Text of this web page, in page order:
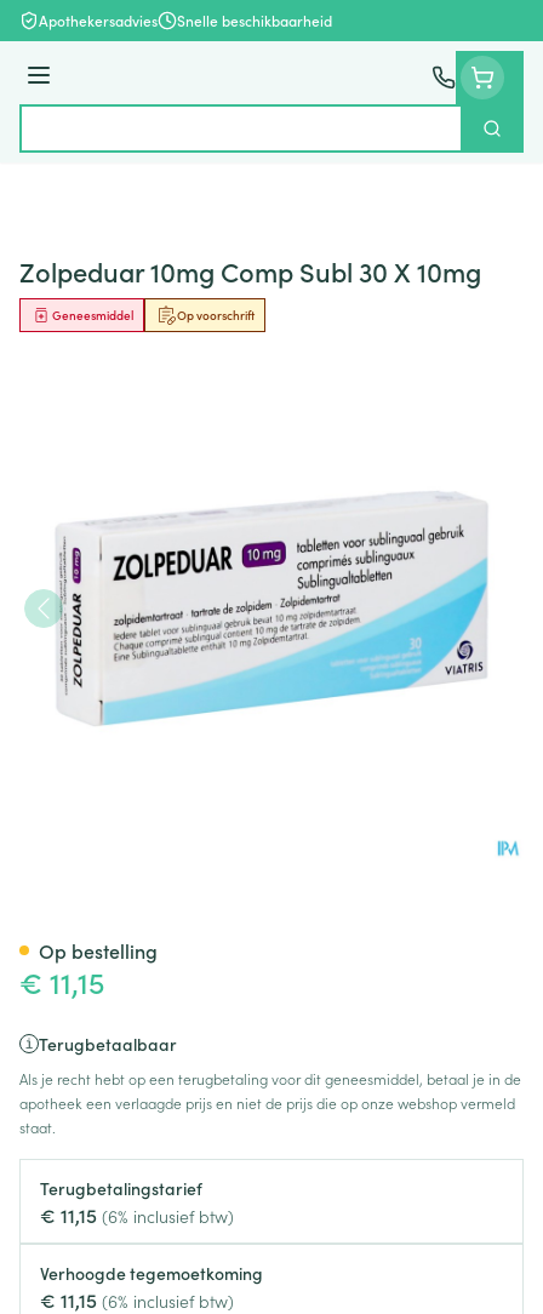
Ga naar de inhoud
Apothekersadvies Snelle beschikbaarheid
Menu
Zoek
Zolpeduar 10mg Comp Subl 30 X 10mg
Op voorschrift
Geneesmiddel
€ 11,15
Terugbetaalbaar
Als je recht hebt op een terugbetaling voor dit geneesmiddel, betaal je in de
apotheek een verlaagde prijs en niet de prijs die op onze webshop vermeld
staat.
Terugbetalingstarief
€ 11,15 (6% inclusief btw)
Verhoogde tegemoetkoming
€ 11,15 (6% inclusief btw)
Op bestelling